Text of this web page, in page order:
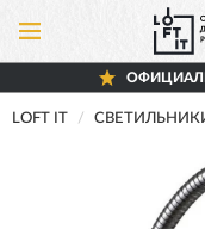
LOFT IT